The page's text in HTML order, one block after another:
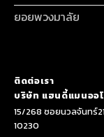
ยอยพวงมาลัย
ติดต่อเรา
บริษัท แฮนดี้แมนออ
15/268 ซอยนวลจันทร์
10230